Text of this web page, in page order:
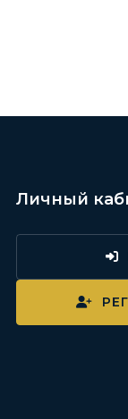
Личный